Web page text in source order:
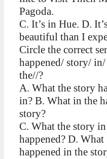
Pagoda.
C. It’s in Hue. D.
beautiful than I
Circle the correct
happened/ story/
the//?
A. What the story
in? B. What in the
story?
C. What the story in
happened? D. What
happened in the